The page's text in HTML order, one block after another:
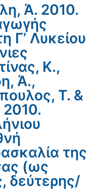
Ά. 2010.
Γ’ Λυκείου
Κ.,
Ά.,
Τ. &
2010.
της
(ως
δεύτερης/